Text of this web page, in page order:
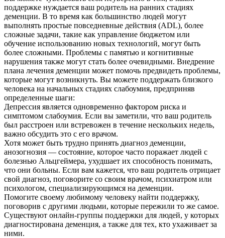
поддержке нуждается ваш родитель на ранних стадиях
деменции. В то время как большинство людей могут
выполнять простые повседневные действия (ADL), более
сложные задачи, такие как управление бюджетом или
обучение использованию новых технологий, могут быть
более сложными. Проблемы с памятью и когнитивные
нарушения также могут стать более очевидными. Внедрение
плана лечения деменции может помочь предвидеть проблемы,
которые могут возникнуть. Вы можете поддержать близкого
человека на начальных стадиях слабоумия, предприняв
определенные шаги:
Депрессия является одновременно фактором риска и
симптомом слабоумия. Если вы заметили, что ваш родитель
был расстроен или встревожен в течение нескольких недель,
важно обсудить это с его врачом.
Хотя может быть трудно принять диагноз деменции,
анозогнозия — состояние, которое часто поражает людей с
болезнью Альцгеймера, ухудшает их способность понимать,
что они больны. Если вам кажется, что ваш родитель отрицает
свой диагноз, поговорите со своим врачом, психиатром или
психологом, специализирующимся на деменции.
Помогите своему любимому человеку найти поддержку,
поговорив с другими людьми, которые пережили то же самое.
Существуют онлайн-группы поддержки для людей, у которых
диагностирована деменция, а также для тех, кто ухаживает за
ними.